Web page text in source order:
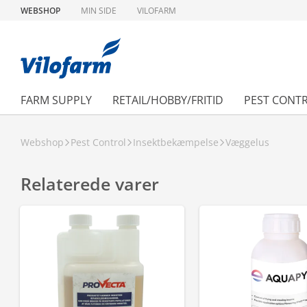
WEBSHOP MIN SIDE VILOFARM
FARM SUPPLY RETAIL/HOBBY/FRITID PEST
Webshop Pest Control Insektbekæmpelse Væggelus
Relaterede varer